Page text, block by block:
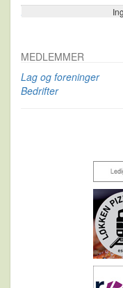
Se flere…
MEDLEMMER
Lag og foreninger
Bedrifter